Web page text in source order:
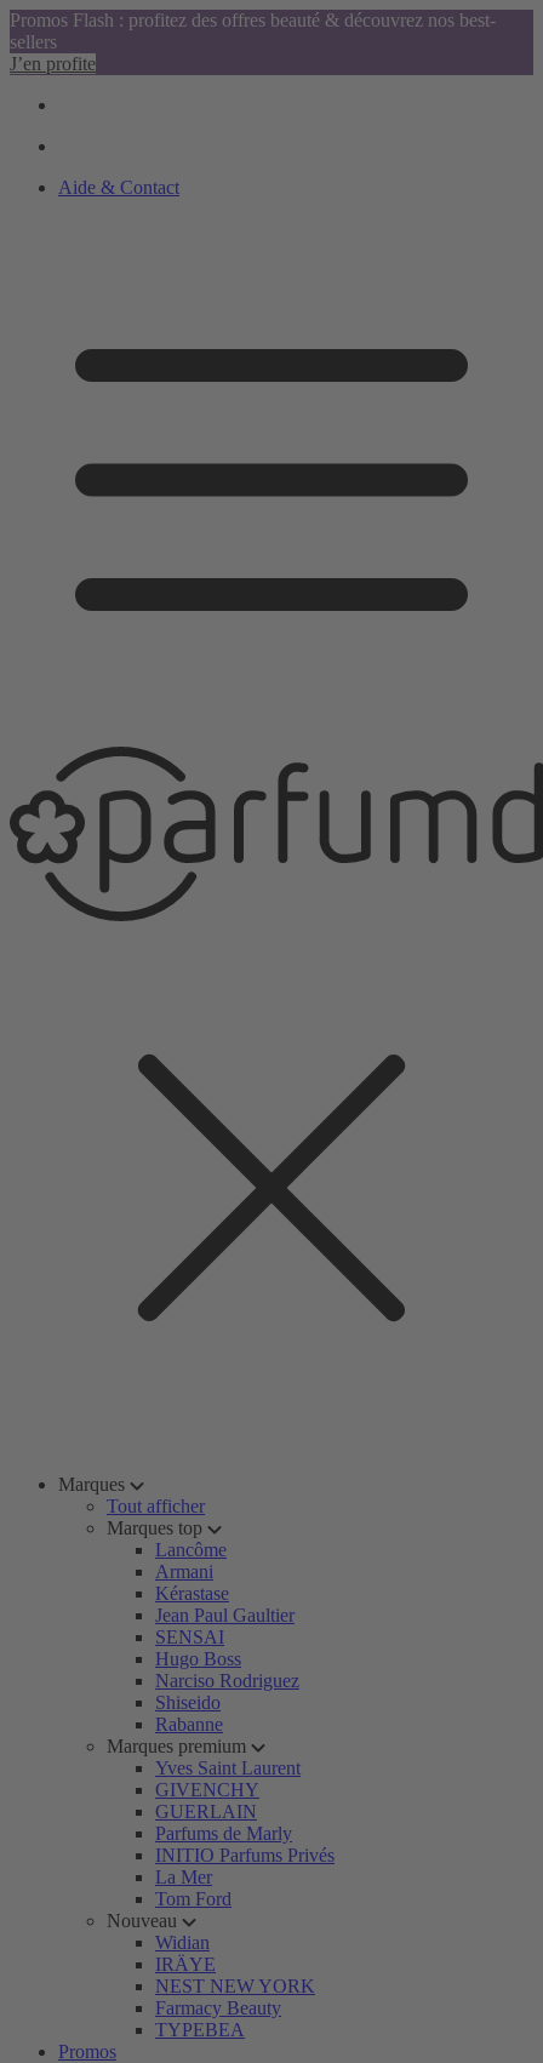
Promos Flash : profitez des offres beauté & découvrez nos best-
sellers
J’en profite
Aide & Contact
Marques
Tout afficher
Marques top
Lancôme
Armani
Kérastase
Jean Paul Gaultier
SENSAI
Hugo Boss
Narciso Rodriguez
Shiseido
Rabanne
Marques premium
Yves Saint Laurent
GIVENCHY
GUERLAIN
Parfums de Marly
INITIO Parfums Privés
La Mer
Tom Ford
Nouveau
Widian
IRÄYE
NEST NEW YORK
Farmacy Beauty
TYPEBEA
Promos